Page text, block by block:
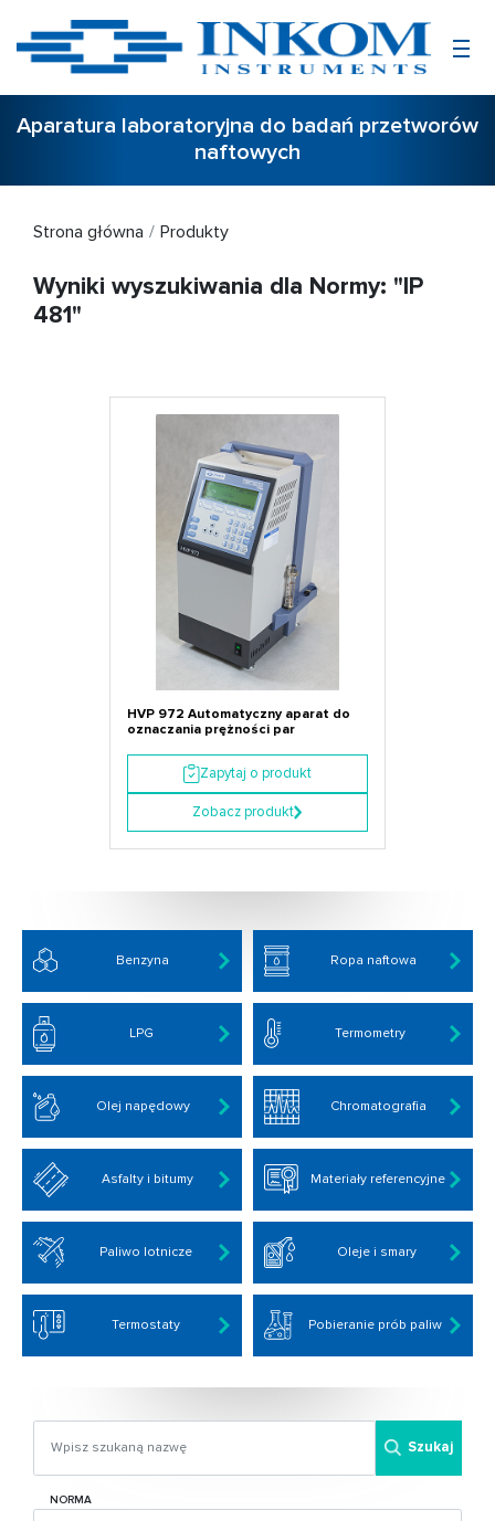
Aparatura laboratoryjna do badań przetworów
naftowych
Strona główna Produkty
Wyniki wyszukiwania dla Normy: "IP
481"
HVP 972 Automatyczny aparat do
oznaczania prężności par
Zapytaj o produkt
Zobacz produkt
Benzyna Ropa naftowa
LPG Termometry
Olej napędowy Chromatografia
Asfalty i bitumy Materiały referencyjne
Paliwo lotnicze Oleje i smary
Termostaty Pobieranie prób paliw
Szukaj
NORMA